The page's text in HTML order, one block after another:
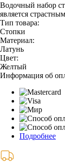
Водочный набор
является
Тип товара:
Стопки
Материал:
Латунь
Цвет:
Желтый
Информация об
Подробнее